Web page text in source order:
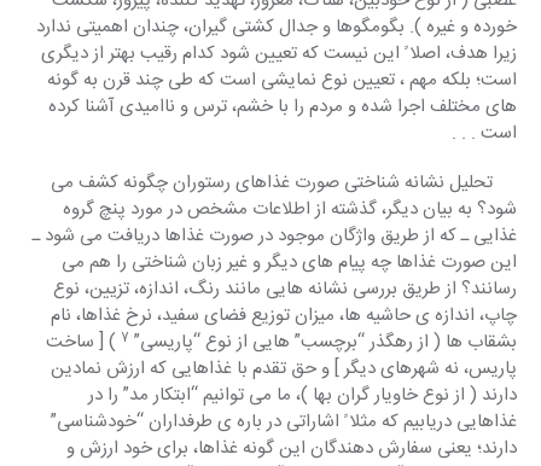
خورده و غیره ). بگومگوها و جدال کشتی گیران، چندان اهمیتی ندارد
زیرا هدف، اصلا ً این نیست که تعیین شود کدام رقیب بهتر از دیگری
است؛ بلکه مهم ، تعیین نوع نمایشی است که طی چند قرن به گونه
های مختلف اجرا شده و مردم را با خشم، ترس و ناامیدی آشنا کرده
است . . .
تحلیل نشانه شناختی صورت غذاهای رستوران چگونه کشف می
شود؟ به بیان دیگر، گذشته از اطلاعات مشخص در مورد پنچ گروه
غذایی ـ که از طریق واژگان موجود در صورت غذاها دریافت می شود ـ
این صورت غذاها چه پیام های دیگر و غیر زبان شناختی را هم می
رسانند؟ از طریق بررسی نشانه هایی مانند رنگ، اندازه، تزیین، نوع
چاپ، اندازه ی حاشیه ها، میزان توزیع فضای سفید، نرخ غذاها، نام
بشقاب ها ( از رهگذر “برچسب” هایی از نوع “پاریسی” 7 ) [ ساخت
پاریس، نه شهرهای دیگر ] و حق تقدم با غذاهایی که ارزش نمادین
دارند ( از نوع خاویار گران بها )، ما می توانیم “ابتکار مد” را در
غذاهایی دریابیم که مثلا ً اشاراتی در باره ی طرفداران “خودشناسی”
دارند؛ یعنی سفارش دهندگان این گونه غذاها، برای خود ارزش و